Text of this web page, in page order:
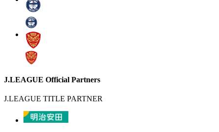
J.LEAGUE Official Partners
J.LEAGUE TITLE PARTNER